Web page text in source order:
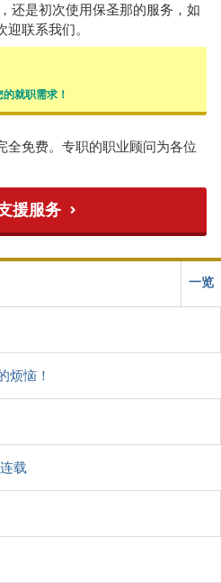
还是初次使用保圣那的服务，如
联系我们。
就职需求！
全免费。专职的职业顾问为各位
援服务
一览
烦恼！
载